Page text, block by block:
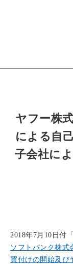
ヤフー株
による自
子会社に
2018年7月10日付「
ソフトバンク株式
買付けの開始及び